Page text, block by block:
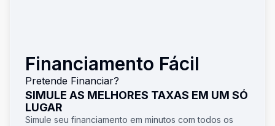
Financiamento Fácil
Pretende Financiar?
SIMULE AS MELHORES TAXAS EM UM SÓ
LUGAR
Simule seu financiamento em minutos com todos os